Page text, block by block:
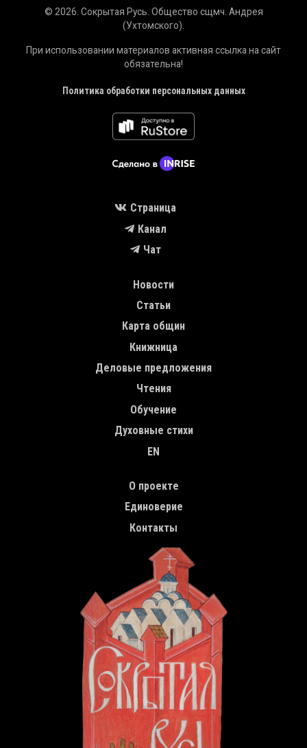
© 2026. Сокрытая Русь. Общество сщмч. Андрея
(Ухтомского).
При использовании материалов активная ссылка на сайт
обязательна!
Политика обработки персональных данных
Страница
Канал
Чат
Новости
Статьи
Карта общин
Книжница
Деловые предложения
Чтения
Обучение
Духовные стихи
EN
О проекте
Единоверие
Контакты